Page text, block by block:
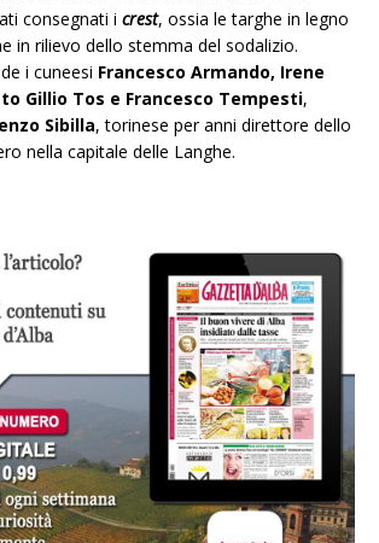
consegnati i crest, ossia le targhe in legno
in rilievo dello stemma del sodalizio.
i cuneesi Francesco Armando, Irene
Gillio Tos e Francesco Tempesti,
Sibilla, torinese per anni direttore dello
nella capitale delle Langhe.